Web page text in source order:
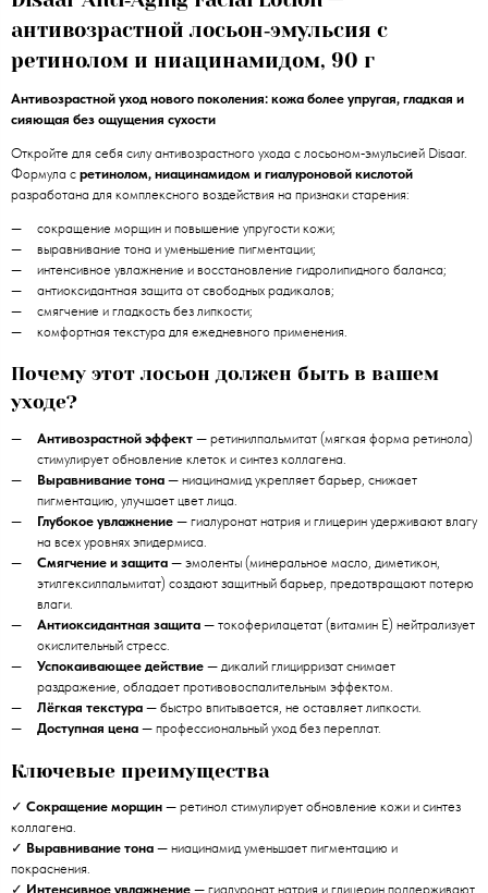
антивозрастной лосьон‑эмульсия с
ретинолом и ниацинамидом, 90 г
Антивозрастной уход нового поколения: кожа более упругая, гладкая и
сияющая без ощущения сухости
Откройте для себя силу антивозрастного ухода с лосьоном‑эмульсией Disaar.
Формула с ретинолом, ниацинамидом и гиалуроновой кислотой
разработана для комплексного воздействия на признаки старения:
сокращение морщин и повышение упругости кожи;
выравнивание тона и уменьшение пигментации;
интенсивное увлажнение и восстановление гидролипидного баланса;
антиоксидантная защита от свободных радикалов;
смягчение и гладкость без липкости;
комфортная текстура для ежедневного применения.
Почему этот лосьон должен быть в вашем
уходе?
Антивозрастной эффект — ретинилпальмитат (мягкая форма ретинола)
стимулирует обновление клеток и синтез коллагена.
Выравнивание тона — ниацинамид укрепляет барьер, снижает
пигментацию, улучшает цвет лица.
Глубокое увлажнение — гиалуронат натрия и глицерин удерживают влагу
на всех уровнях эпидермиса.
Смягчение и защита — эмоленты (минеральное масло, диметикон,
этилгексилпальмитат) создают защитный барьер, предотвращают потерю
влаги.
Антиоксидантная защита — токоферилацетат (витамин E) нейтрализует
окислительный стресс.
Успокаивающее действие — дикалий глицирризат снимает
раздражение, обладает противовоспалительным эффектом.
Лёгкая текстура — быстро впитывается, не оставляет липкости.
Доступная цена — профессиональный уход без переплат.
Ключевые преимущества
✓ Сокращение морщин — ретинол стимулирует обновление кожи и синтез
коллагена.
✓ Выравнивание тона — ниацинамид уменьшает пигментацию и
покраснения.
✓ Интенсивное увлажнение — гиалуронат натрия и глицерин поддерживают